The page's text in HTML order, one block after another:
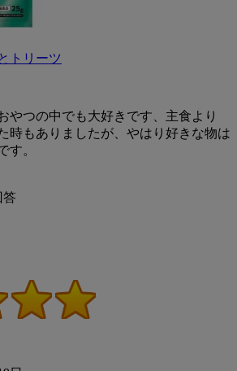
トリーツ
やつの中でも大好きです、主食より
時もありましたが、やはり好きな物は
す。
答